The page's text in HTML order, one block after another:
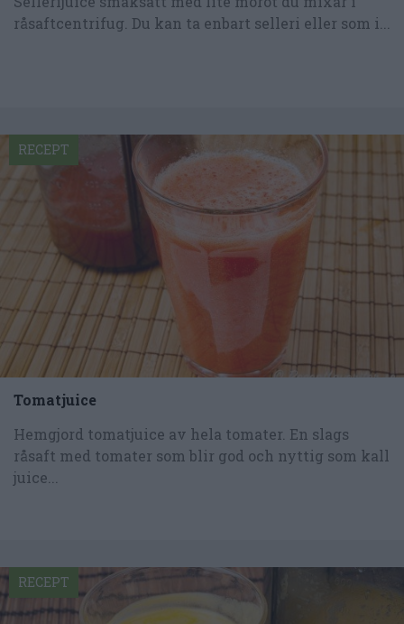
råsaftcentrifug. Du kan ta enbart selleri eller som i...
Tomatjuice
Hemgjord tomatjuice av hela tomater. En slags
råsaft med tomater som blir god och nyttig som kall
juice...
RECEPT
RECEPT